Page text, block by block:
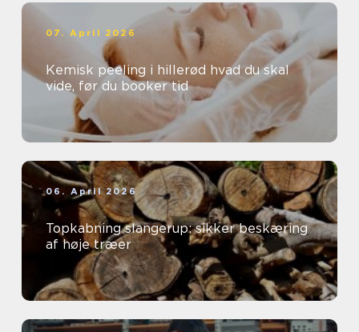
07. April 2026
Kemisk peeling i hillerød hvad du skal
vide, før du booker tid
06. April 2026
Topkabning slangerup: sikker beskæring
af høje træer